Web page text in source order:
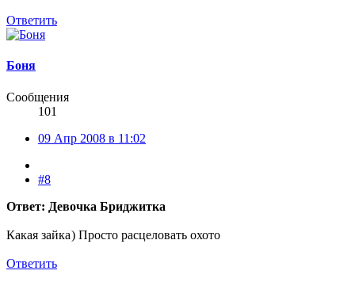
Ответить
Боня
Сообщения
101
09 Апр 2008 в 11:02
#8
Ответ: Девочка Бриджитка
Какая зайка) Просто расцеловать охото
Ответить